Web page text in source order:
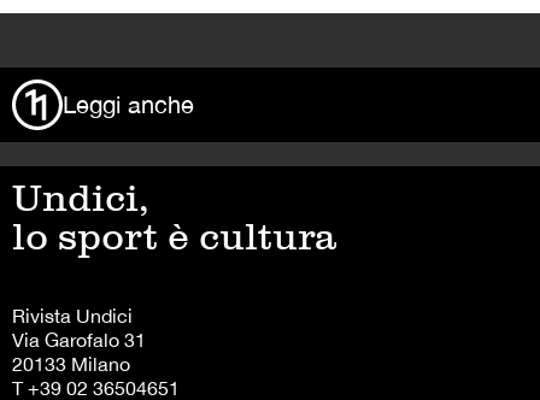
Leggi anche
Undici,
lo sport è cultura
Rivista Undici
Via Garofalo 31
20133 Milano
T +39 02 36504651